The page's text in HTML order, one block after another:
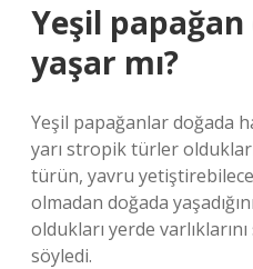
Yeşil papağan
yaşar mı?
Yeşil papağanlar doğada
yarı stropik türler
türün, yavru
olmadan doğada
oldukları yerde
söyledi.